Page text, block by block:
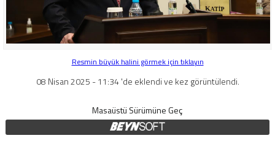
Resmin büyük halini görmek için tıklayın
08 Nisan 2025 - 11:34 'de eklendi ve kez görüntülendi.
Masaüstü Sürümüne Geç